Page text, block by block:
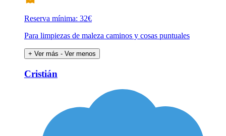
Reserva mínima: 32€
Para limpiezas de maleza caminos y cosas puntuales
+ Ver más - Ver menos
Cristián